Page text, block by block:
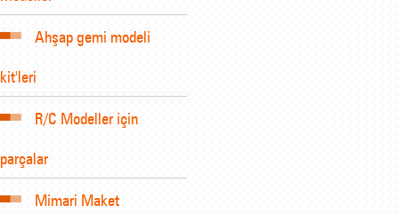
Ahşap gemi modeli
kit'leri
R/C Modeller için
parçalar
Mimari Maket